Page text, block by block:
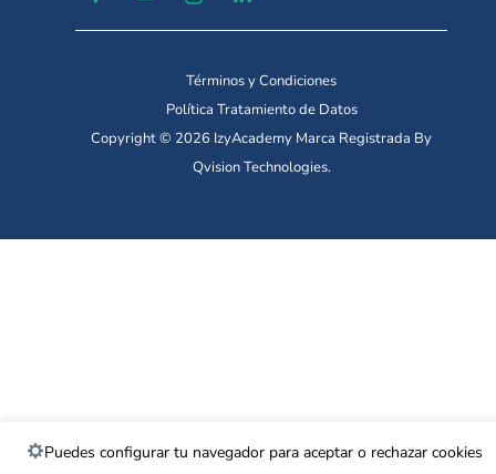
Términos y Condiciones
Política Tratamiento de Datos
Copyright © 2026 IzyAcademy Marca Registrada By
Qvision Technologies.
Puedes configurar tu navegador para aceptar o rechazar cookies